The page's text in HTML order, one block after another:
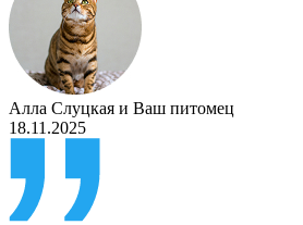
Алла Слуцкая и Ваш питомец
18.11.2025